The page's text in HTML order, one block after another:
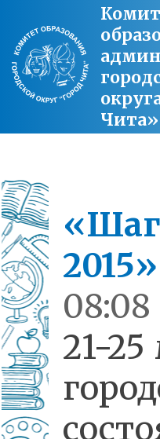
Чита»
2015»
08:08
21-25